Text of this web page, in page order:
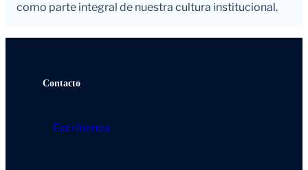
como parte integral de nuestra cultura institucional.
Contacto
Escríbenos